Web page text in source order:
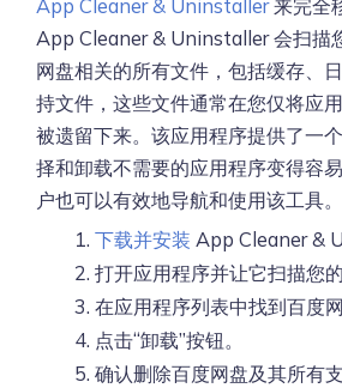
App Cleaner & Uninstaller来完全
App Cleaner & Uninstaller 会扫描
网盘相关的所有文件，包括缓存、
持文件，这些文件通常在您仅将应
被遗留下来。该应用程序提供了一
择和卸载不需要的应用程序变得容
户也可以有效地导航和使用该工具
下载并安装 App Cleaner &
打开应用程序并让它扫描您
在应用程序列表中找到百度
点击“卸载”按钮。
确认删除百度网盘及其所有支